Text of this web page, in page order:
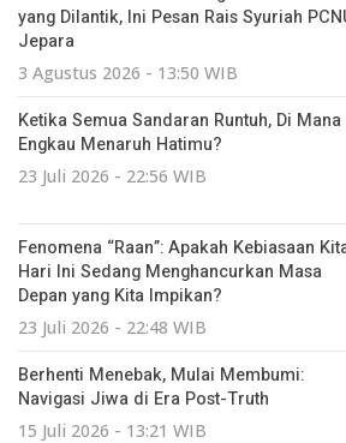
yang Dilantik, Ini Pesan Rais Syuriah
Jepara
3 Agustus 2026 - 13:50 WIB
Ketika Semua Sandaran Runtuh, Di Mana
Engkau Menaruh Hatimu?
23 Juli 2026 - 22:56 WIB
Fenomena “Raan”: Apakah Kebiasaan
Hari Ini Sedang Menghancurkan Masa
Depan yang Kita Impikan?
23 Juli 2026 - 22:48 WIB
Berhenti Menebak, Mulai Membumi:
Navigasi Jiwa di Era Post-Truth
15 Juli 2026 - 13:21 WIB